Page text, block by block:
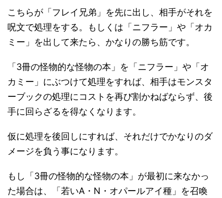
こちらが「フレイ兄弟」を先に出し、相手がそれを
呪文で処理をする。もしくは「ニフラー」や「オカ
ミー」を出して来たら、かなりの勝ち筋です。
「3冊の怪物的な怪物の本」を「ニフラー」や「オ
カミー」にぶつけて処理をすれば、相手はモンスタ
ーブックの処理にコストを再び割かねばならず、後
手に回らざるを得なくなります。
仮に処理を後回しにすれば、それだけでかなりのダ
メージを負う事になります。
もし「3冊の怪物的な怪物の本」が最初に来なかっ
た場合は、「若いA・N・オパールアイ種」を召喚